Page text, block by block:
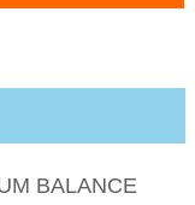
BALANCE